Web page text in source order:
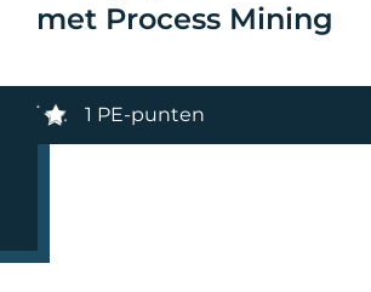
met Process Mining
1 PE-punten